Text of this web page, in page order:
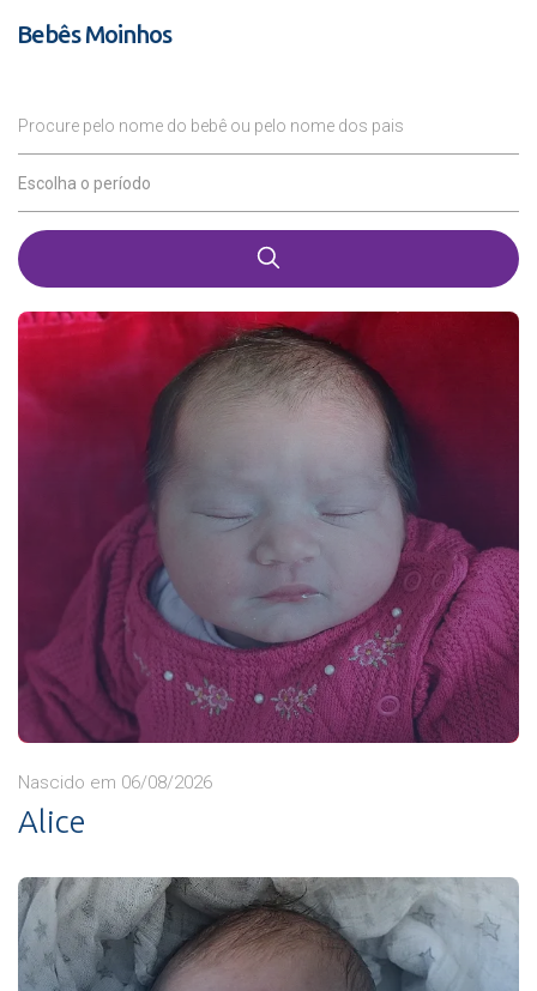
Bebês Moinhos
Procure pelo nome do bebê ou pelo nome dos pais
Escolha o período
Nascido em 06/08/2026
Alice